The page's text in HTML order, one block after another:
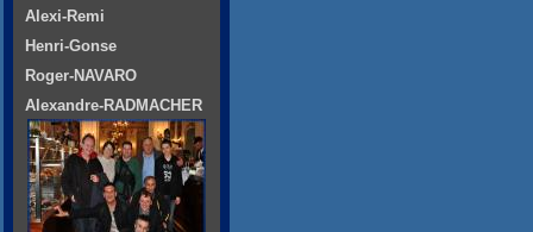
Alexi-Remi
Henri-Gonse
Roger-NAVARO
Alexandre-RADMACHER